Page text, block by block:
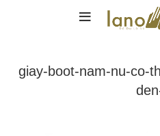
giay-boot-nam-nu-co-